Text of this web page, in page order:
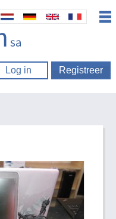
Log in Registreer